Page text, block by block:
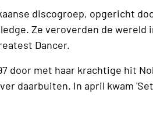
discogroep, opgericht
Ze veroverden de wereld
Dancer.
door met haar krachtige hit
daarbuiten. In april kwam